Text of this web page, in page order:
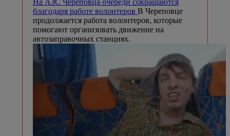
благодаря работе волонтеров В Череповце
продолжается работа волонтеров, которые
помогают организовать движение на
автозаправочных станциях.